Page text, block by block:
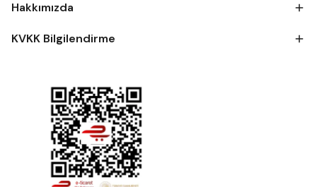
Hakkımızda
KVKK Bilgilendirme